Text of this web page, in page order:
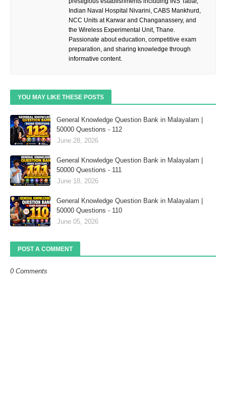
Indian Naval Hospital Nivarini, CABS Mankhurd,
NCC Units at Karwar and Changanassery, and
the Wireless Experimental Unit, Thane.
Passionate about education, competitive exam
preparation, and sharing knowledge through
informative content.
YOU MAY LIKE THESE POSTS
General Knowledge Question Bank in Malayalam |
50000 Questions - 112
June 28, 2026
General Knowledge Question Bank in Malayalam |
50000 Questions - 111
June 18, 2026
General Knowledge Question Bank in Malayalam |
50000 Questions - 110
June 05, 2026
POST A COMMENT
0 Comments